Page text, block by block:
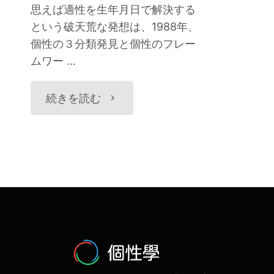
思えば適性を生年月日で解決する
という破天荒な発想は、1988年、
個性の３分類発見と個性のフレー
ムワー …
続きを読む "新
の